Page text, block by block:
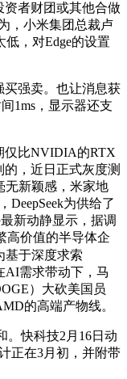
资者财团或其他合做
，小米集团总裁卢
，对Edge的设置
强卖。也让消息获
1ms，显示器还支
比NVIDIA的RTX
，近日正式灰度测
无新颖感，米家地
DeepSeek为供给了
新动静显示，据调
高价值的半导体企
基于深度求索
AI需求带动下，马
）大砍美国员
的高端产物线。
快科技2月16日动
正在3月初，并附带